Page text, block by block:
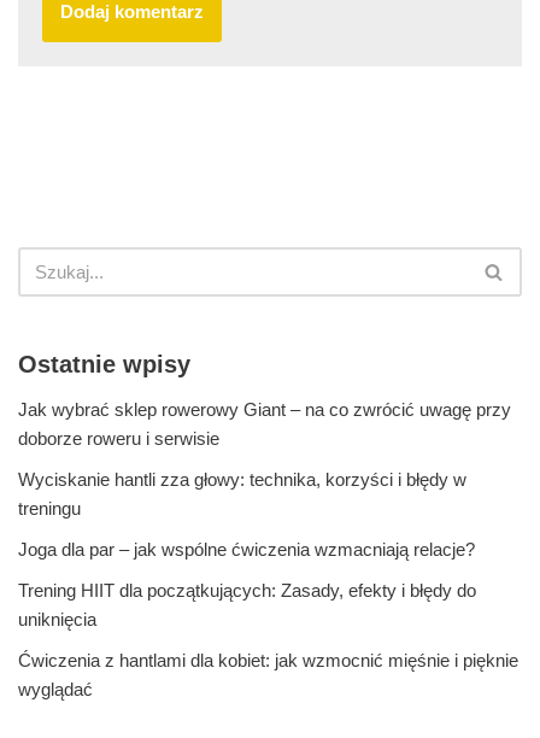
Ostatnie wpisy
Jak wybrać sklep rowerowy Giant – na co zwrócić uwagę przy
doborze roweru i serwisie
Wyciskanie hantli zza głowy: technika, korzyści i błędy w
treningu
Joga dla par – jak wspólne ćwiczenia wzmacniają relacje?
Trening HIIT dla początkujących: Zasady, efekty i błędy do
uniknięcia
Ćwiczenia z hantlami dla kobiet: jak wzmocnić mięśnie i pięknie
wyglądać